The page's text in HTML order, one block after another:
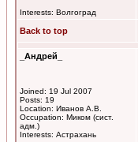
Interests: Волгоград
Back to top
_Андрей_
Joined: 19 Jul 2007
Posts: 19
Location: Иванов А.В.
Occupation: Миком (сист.
адм.)
Interests: Астрахань